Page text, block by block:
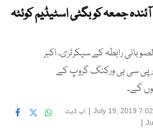
جمعہ کو بگٹی اسٹیڈیم کوئٹہ
رابطہ کے سیکرٹری، اکبر
پی سی بی ورکنگ گروپ کے
گے۔
July 19, 2019
| اپ ڈیٹ
|